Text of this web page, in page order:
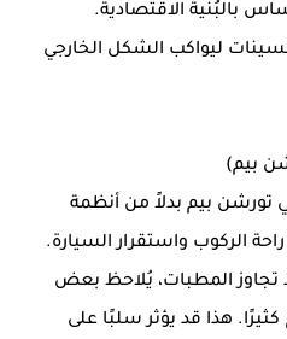
بالبُنية الاقتصادية.
ليواكب الشكل الخارجي
تورشن بيم بدلاً من أنظمة
الركوب واستقرار السيارة.
تجاوز المطبات، يُلاحظ بعض
هذا قد يؤثر سلبًا على